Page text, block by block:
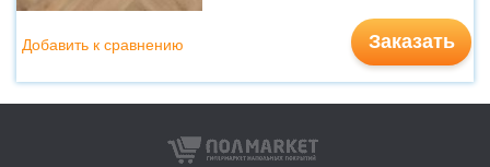
Заказать
Добавить к сравнению